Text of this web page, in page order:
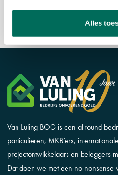
Alles
de overstap gemaakt naar
Van Luling BOG is een allround
particulieren, MKB’ers,
projectontwikkelaars en beleggers
Dat doen we met een no-nonsense